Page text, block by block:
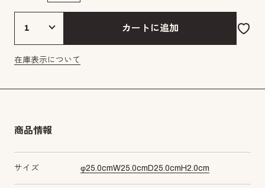
カートに追加
在庫表示について
商品情報
サイズ φ25.0cmW25.0cm D25.0cm H2.0cm